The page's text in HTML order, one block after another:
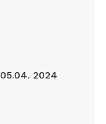
05.04. 2024